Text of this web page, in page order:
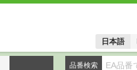
日本語
品番検索